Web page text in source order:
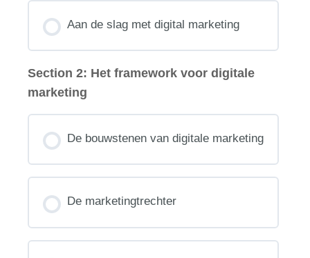
Aan de slag met digital marketing
Section 2: Het framework voor digitale
marketing
De bouwstenen van digitale marketing
De marketingtrechter